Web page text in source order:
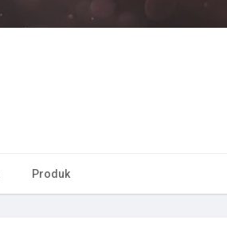
Produk